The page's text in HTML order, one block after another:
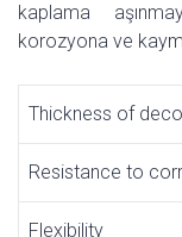
kaplama
korozyona ve
Thickness of
Resistance to
Flexibility